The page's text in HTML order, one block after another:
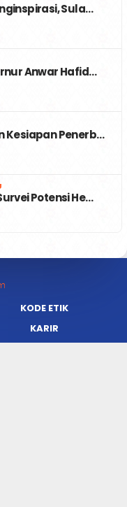
Sula…
Anwar Hafid…
Kesiapan Penerb…
Potensi He…
KODE ETIK
KARIR